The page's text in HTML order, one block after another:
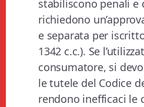
stabiliscono penali e
richiedono
e separata per
1342 c.c.). Se
consumatore, si
le tutele del Codice
rendono inefficaci le